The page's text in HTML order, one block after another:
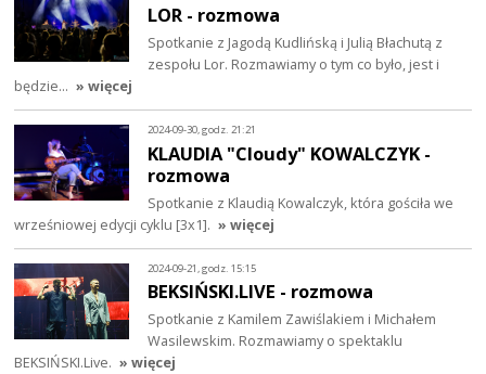
LOR - rozmowa
Spotkanie z Jagodą Kudlińską i Julią Błachutą z
zespołu Lor. Rozmawiamy o tym co było, jest i
będzie... » więcej
2024-09-30, godz. 21:21
KLAUDIA "Cloudy" KOWALCZYK -
rozmowa
Spotkanie z Klaudią Kowalczyk, która gościła we
wrześniowej edycji cyklu [3x1]. » więcej
2024-09-21, godz. 15:15
BEKSIŃSKI.LIVE - rozmowa
Spotkanie z Kamilem Zawiślakiem i Michałem
Wasilewskim. Rozmawiamy o spektaklu
BEKSIŃSKI.Live. » więcej